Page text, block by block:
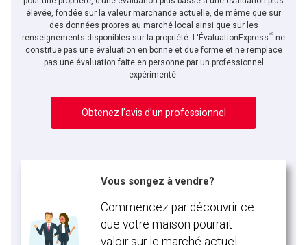
élevée, fondée sur la valeur marchande actuelle, de même que sur
des données propres au marché local ainsi que sur les
renseignements disponibles sur la propriété. L'ÉvaluationExpressMC ne
constitue pas une évaluation en bonne et due forme et ne remplace
pas une évaluation faite en personne par un professionnel
expérimenté.
Obtenez l’avis d’un professionnel
Vous songez à vendre?
Commencez par découvrir ce
que votre maison pourrait
valoir sur le marché actuel.